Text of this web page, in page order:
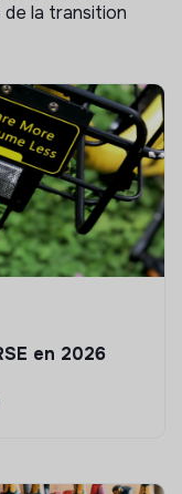
la transition
en 2026